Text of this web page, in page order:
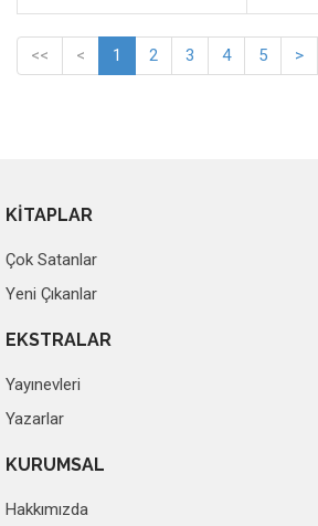
<< < 1 2 3 4 5 >
KİTAPLAR
Çok Satanlar
Yeni Çıkanlar
EKSTRALAR
Yayınevleri
Yazarlar
KURUMSAL
Hakkımızda